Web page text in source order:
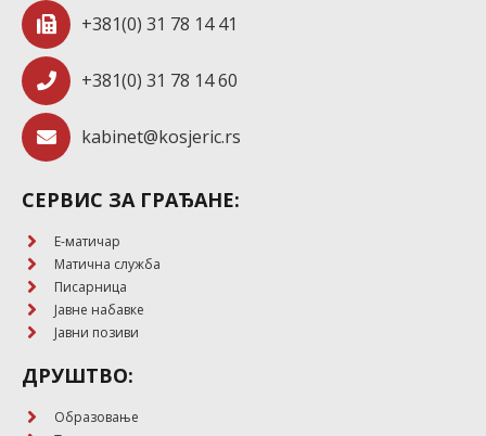
+381(0) 31 78 14 41
+381(0) 31 78 14 60
kabinet@kosjeric.rs
СЕРВИС ЗА ГРАЂАНЕ:
E-матичар
Матична служба
Писарница
Јавне набавке
Јавни позиви
ДРУШТВО:
Образовање